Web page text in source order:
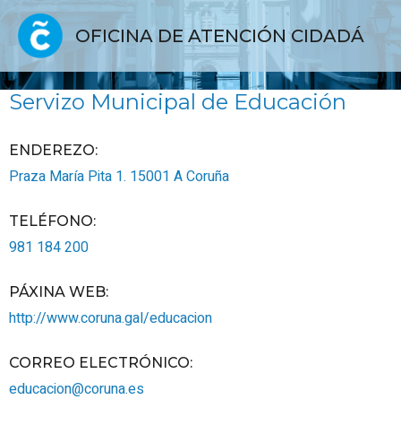
OFICINA DE ATENCIÓN CIDADÁ
Servizo Municipal de Educación
ENDEREZO:
Praza María Pita 1. 15001 A Coruña
TELÉFONO:
981 184 200
PÁXINA WEB:
http://www.coruna.gal/educacion
CORREO ELECTRÓNICO:
educacion@coruna.es